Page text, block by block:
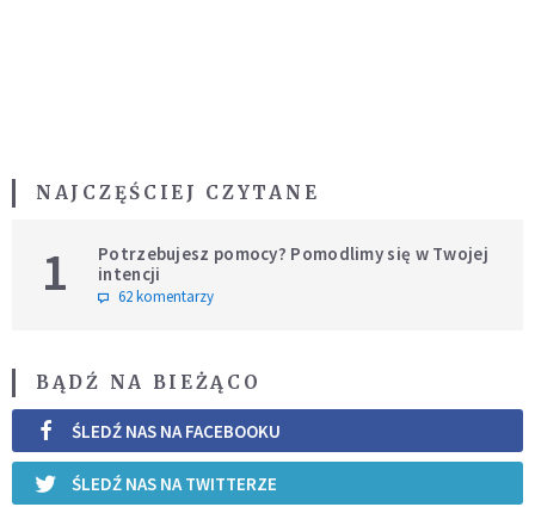
NAJCZĘŚCIEJ CZYTANE
1
Potrzebujesz pomocy? Pomodlimy się w Twojej
intencji
62 komentarzy
BĄDŹ NA BIEŻĄCO
ŚLEDŹ NAS NA FACEBOOKU
ŚLEDŹ NAS NA TWITTERZE